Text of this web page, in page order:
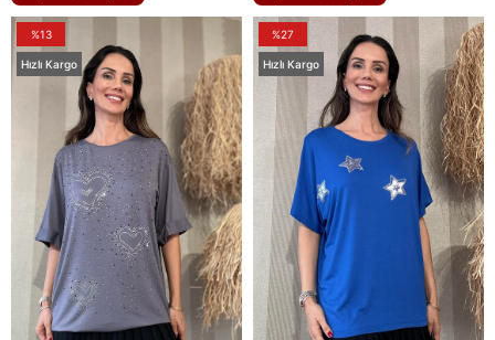
%13
Hızlı Kargo
%27
Hızlı Kargo